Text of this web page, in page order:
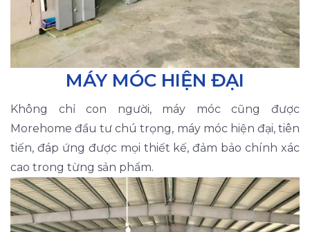
MÁY MÓC HIỆN ĐẠI
Không chỉ con người, máy móc cũng được
Morehome đầu tư chú trọng, máy móc hiện đại, tiên
tiến, đáp ứng được mọi thiết kế, đảm bảo chính xác
cao trong từng sản phẩm.